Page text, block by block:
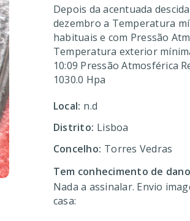
Depois da acentuada
dezembro a Temperatura
habituais e com Pressão
Temperatura exterior
10:09 Pressão Atmosférica
1030.0 Hpa
Local: n.d
Distrito: Lisboa
Concelho: Torres Vedras
Tem conhecimento de
Nada a assinalar. Envio
casa: